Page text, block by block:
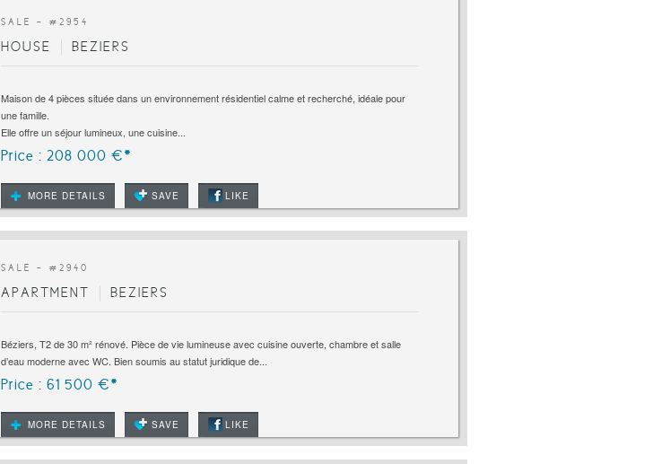
SALE - # 2954
HOUSE BEZIERS
Maison de 4 pièces située dans un environnement résidentiel calme et recherché, idéale pour
une famille.
Elle offre un séjour lumineux, une cuisine...
Price : 208 000 €*
MORE DETAILS SAVE LIKE
SALE - # 2940
APARTMENT BEZIERS
Béziers, T2 de 30 m² rénové. Pièce de vie lumineuse avec cuisine ouverte, chambre et salle
d’eau moderne avec WC. Bien soumis au statut juridique de...
Price : 61 500 €*
MORE DETAILS SAVE LIKE